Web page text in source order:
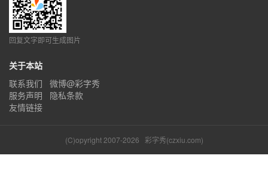
回复文字即可生成图片
关于本站
联系我们
微博@彩字秀
服务声明
隐私条款
友情链接
(C)opyright 2007-2026 彩字秀(czxiu.com)